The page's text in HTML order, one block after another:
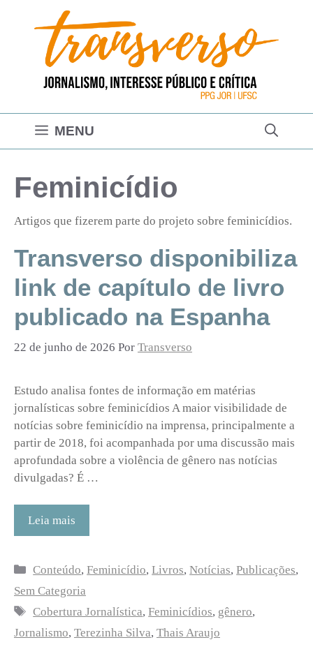
conteúdo
MENU
Feminicídio
Artigos que fizerem parte do projeto sobre feminicídios.
Transverso disponibiliza
link de capítulo de livro
publicado na Espanha
22 de junho de 2026 Por Transverso
Estudo analisa fontes de informação em matérias
jornalísticas sobre feminicídios A maior visibilidade de
notícias sobre feminicídio na imprensa, principalmente a
partir de 2018, foi acompanhada por uma discussão mais
aprofundada sobre a violência de gênero nas notícias
divulgadas? É …
Leia mais
Categorias
Conteúdo,Feminicídio,Livros,Notícias,Publicações,
Sem Categoria
Tags
Cobertura Jornalística,Feminicídios, gênero,
Jornalismo, Terezinha Silva, Thais Araujo